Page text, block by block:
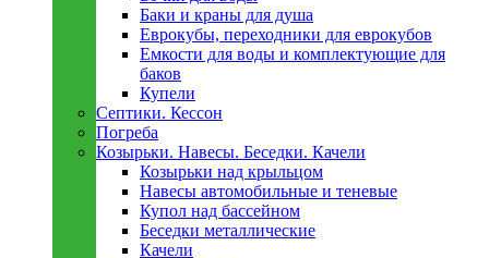
Баки и краны для душа
Еврокубы, переходники для еврокубов
Емкости для воды и комплектующие для
баков
Купели
Септики. Кессон
Погреба
Козырьки. Навесы. Беседки. Качели
Козырьки над крыльцом
Навесы автомобильные и теневые
Купол над бассейном
Беседки металлическиe
Качели